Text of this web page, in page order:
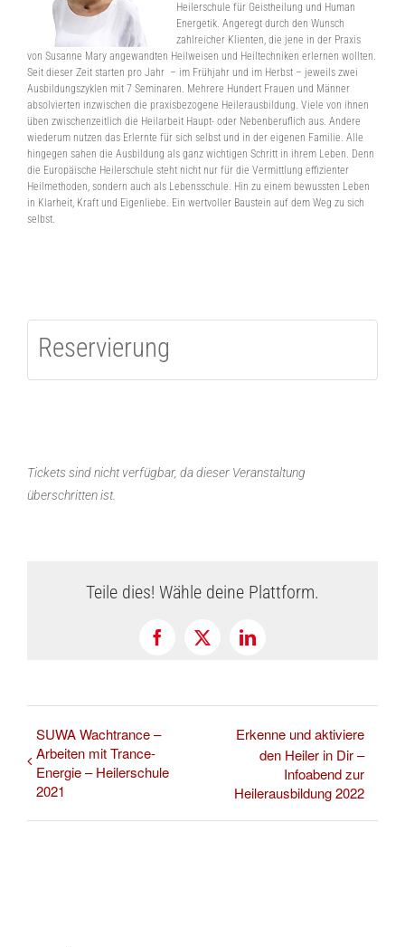
Heilerschule für Geistheilung und Human
Energetik. Angeregt durch den Wunsch
zahlreicher Klienten, die jene in der Praxis
von Susanne Mary angewandten Heilweisen und Heiltechniken erlernen wollten.
Seit dieser Zeit starten pro Jahr – im Frühjahr und im Herbst – jeweils zwei
Ausbildungszyklen mit 7 Seminaren. Mehrere Hundert Frauen und Männer
absolvierten inzwischen die praxisbezogene Heilerausbildung. Viele von ihnen
üben zwischenzeitlich die Heilarbeit Haupt- oder Nebenberuflich aus. Andere
wiederum nutzen das Erlernte für sich selbst und in der eigenen Familie. Alle
hingegen sahen die Ausbildung als ganz wichtigen Schritt in ihrem Leben. Denn
die Europäische Heilerschule steht nicht nur für die Vermittlung effizienter
Heilmethoden, sondern auch als Lebensschule. Hin zu einem bewussten Leben
in Klarheit, Kraft und Eigenliebe. Ein wertvoller Baustein auf dem Weg zu sich
selbst.
Reservierung
Tickets sind nicht verfügbar, da dieser Veranstaltung
überschritten ist.
Teile dies! Wähle deine Plattform.
Facebook
X LinkedIn
SUWA Wachtrance –
Arbeiten mit Trance-
Energie – Heilerschule
2021
Erkenne und aktiviere
den Heiler in Dir –
Infoabend zur
Heilerausbildung 2022